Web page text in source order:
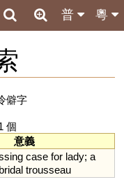
粵
普
僻字
個
意義
case for lady; a
bridal trousseau